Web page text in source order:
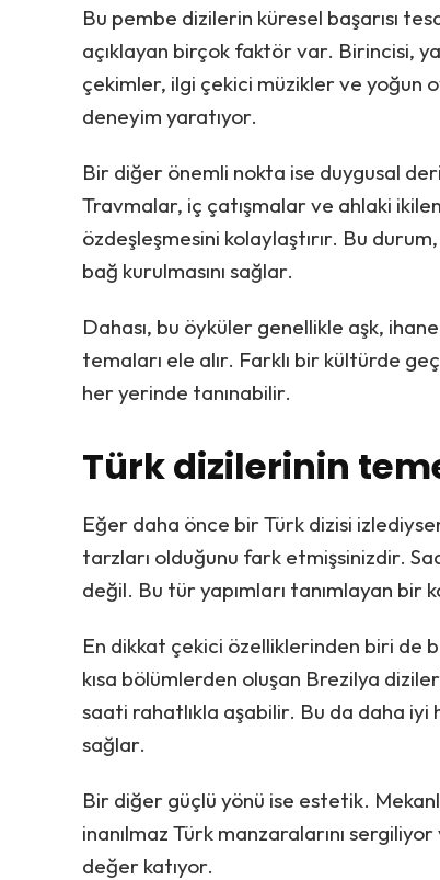
Bu pembe dizilerin küresel başarısı
açıklayan birçok faktör var. Birincisi,
çekimler, ilgi çekici müzikler ve yoğun
deneyim yaratıyor.
Bir diğer önemli nokta ise duygusal
Travmalar, iç çatışmalar ve ahlaki
özdeşleşmesini kolaylaştırır. Bu
bağ kurulmasını sağlar.
Dahası, bu öyküler genellikle aşk,
temaları ele alır. Farklı bir kültürde
her yerinde tanınabilir.
Türk dizilerinin
Eğer daha önce bir Türk dizisi
tarzları olduğunu fark etmişsinizdir.
değil. Bu tür yapımları tanımlayan bir
En dikkat çekici özelliklerinden biri de
kısa bölümlerden oluşan Brezilya
saati rahatlıkla aşabilir. Bu da daha
sağlar.
Bir diğer güçlü yönü ise estetik.
inanılmaz Türk manzaralarını
değer katıyor.